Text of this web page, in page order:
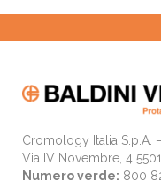
Cromology Italia S.p.A.
Via IV Novembre, 4
Numero verde: 800